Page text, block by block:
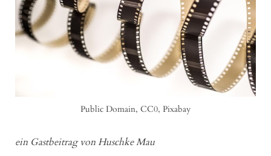
Public Domain, CC0, Pixabay
ein Gastbeitrag von Huschke Mau